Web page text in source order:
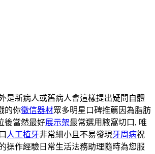
是新病人或舊病人會這樣提出疑問自體
的你徵信器材眾多明星口碑推薦因為脂肪
後當然最好展示架最常選用腋窩切口, 唯
人工植牙非常細小且不易發現牙周病祝
操作經驗日常生活法務助理隨時為您服